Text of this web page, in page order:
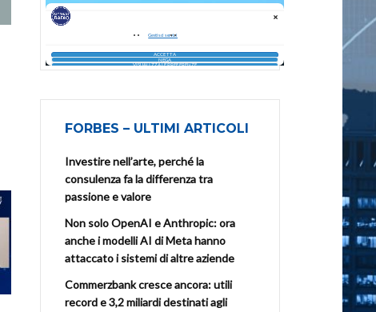
FORBES – ULTIMI ARTICOLI
Investire nell’arte, perché la
consulenza fa la differenza tra
passione e valore
Non solo OpenAI e Anthropic: ora
anche i modelli AI di Meta hanno
attaccato i sistemi di altre aziende
Commerzbank cresce ancora: utili
record e 3,2 miliardi destinati agli